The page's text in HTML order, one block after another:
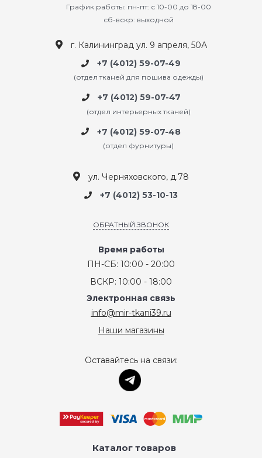
График работы: пн-пт: с 10-00 до 18-00
сб-вскр: выходной
г. Калининград ул. 9 апреля, 50А
+7 (4012) 59-07-49
(отдел тканей для пошива одежды)
+7 (4012) 59-07-47
(отдел интерьерных тканей)
+7 (4012) 59-07-48
(отдел фурнитуры)
ул. Черняховского, д.78
+7 (4012) 53-10-13
ОБРАТНЫЙ ЗВОНОК
Время работы
ПН-СБ: 10:00 - 20:00
ВСКР: 10:00 - 18:00
Электронная связь
info@mir-tkani39.ru
Наши магазины
Оставайтесь на связи:
Каталог товаров